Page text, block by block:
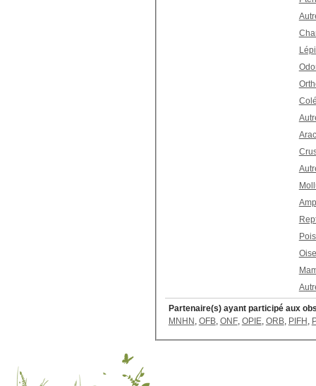
Partenaire(s) ayant participé aux
MNHN , OFB, ONF, OPIE, ORB, PIFH ,